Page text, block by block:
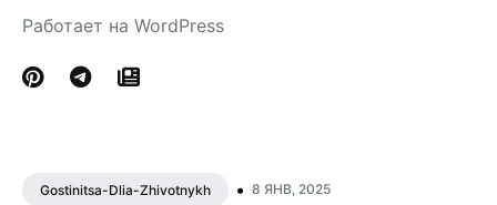
Работает на WordPress
Gostinitsa-Dlia-Zhivotnykh • 8 ЯНВ, 2025